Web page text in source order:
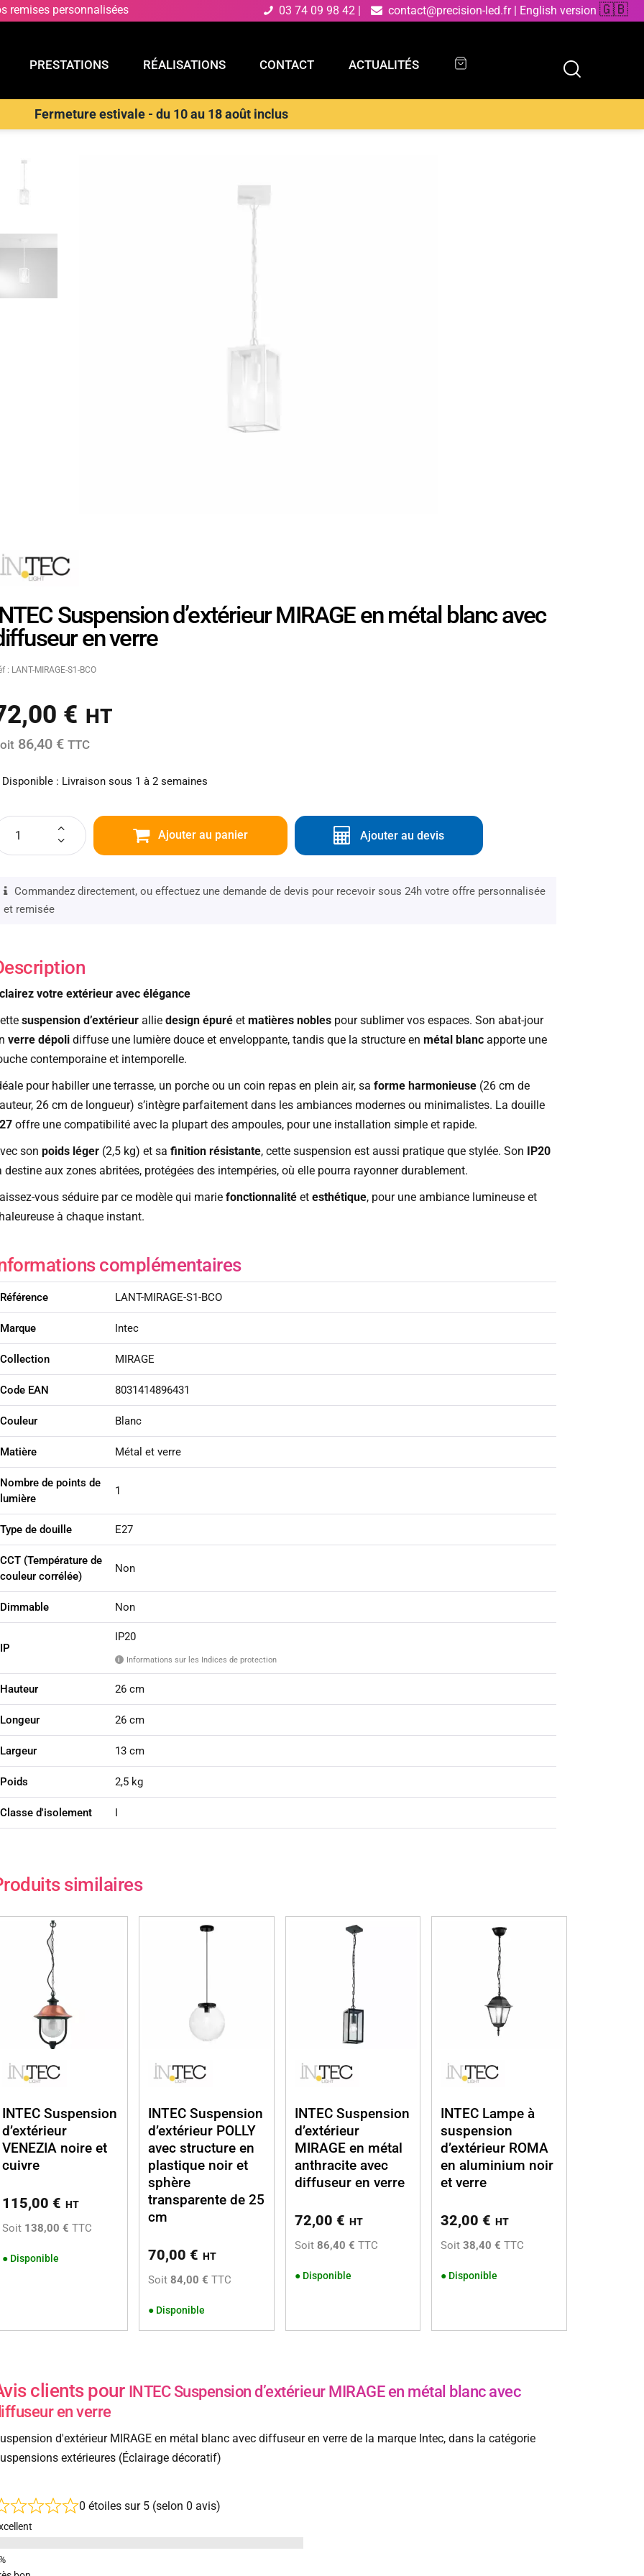
remises personnalisées 03 74 09 98 42 | contact@precision-led.fr | English version 🇬🇧
PRESTATIONS RÉALISATIONS CONTACT ACTUALITÉS
Fermeture estivale - du 10 au 18 août inclus
PRESTATIONS RÉALISATIONS CONTACT
extérieures> INTEC Suspension d’extérieur MIRAGE en métal blanc avec diffuseur en verre
Suspension d’extérieur MIRAGE en métal blanc avec
en verre
: LANT-MIRAGE-S1-BCO
€ HT
86,40 € TTC
: Livraison sous 1 à 2 semaines
Ajouter au panier Ajouter au devis
Commandez directement, ou effectuez une demande de devis pour recevoir sous 24h votre offre personnalisée
et remisée
votre extérieur avec élégance
suspension d’extérieurallie design épuréet matières noblespour sublimer vos espaces. Son abat-jour
verre dépolidiffuse une lumière douce et enveloppante, tandis que la structure en métal blancapporte une
contemporaine et intemporelle.
pour habiller une terrasse, un porche ou un coin repas en plein air, sa forme harmonieuse(26 cm de
26 cm de longueur) s’intègre parfaitement dans les ambiances modernes ou minimalistes. La douille
offre une compatibilité avec la plupart des ampoules, pour une installation simple et rapide.
son poids léger(2,5 kg) et sa finition résistante, cette suspension est aussi pratique que stylée. Son
IP20
destine aux zones abritées, protégées des intempéries, où elle pourra rayonner durablement.
vous séduire par ce modèle qui marie fonctionnalitéet esthétique, pour une ambiance lumineuse et
à chaque instant.
complémentaires
Référence LANT-MIRAGE-S1-BCO
Marque Intec
Collection MIRAGE
Code EAN 8031414896431
Couleur Blanc
Matière Métal et verre
Nombre de points de
lumière
1
Type de douille E27
CCT (Température de
couleur corrélée)
Non
Dimmable Non
IP
IP20
i Informations sur les Indices de protection
Hauteur 26 cm
Longeur 26 cm
Largeur 13 cm
Poids 2,5 kg
Classe d'isolement
similaires
INTEC Suspension
d’extérieur
VENEZIA noire et
cuivre
115,00 € HT
Soit 138,00 € TTC
● Disponible
INTEC Suspension
d’extérieur POLLY
avec structure en
plastique noir et
sphère
transparente de 25
cm
70,00€ HT
Soit84,00 € TTC
● Disponible
INTEC Suspension
d’extérieur
MIRAGE en métal
anthracite avec
diffuseur en verre
72,00 € HT
Soit 86,40 € TTC
● Disponible
INTEC Lampe à
suspension
d’extérieur ROMA
en aluminium noir
et verre
32,00€ HT
Soit38,40 € TTC
● Disponible
clients pour INTEC Suspension d’extérieur MIRAGE en métal blanc avec
en verre
d'extérieur MIRAGE en métal blanc avec diffuseur en verre de la marque Intec, dans la catégorie
extérieures (Éclairage décoratif)
0 étoiles sur 5 (selon 0 avis)